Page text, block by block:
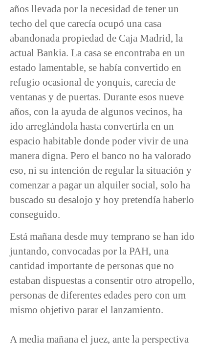
años llevada por la necesidad de tener un
techo del que carecía ocupó una casa
abandonada propiedad de Caja Madrid, la
actual Bankia. La casa se encontraba en un
estado lamentable, se había convertido en
refugio ocasional de yonquis, carecía de
ventanas y de puertas. Durante esos nueve
años, con la ayuda de algunos vecinos, ha
ido arreglándola hasta convertirla en un
espacio habitable donde poder vivir de una
manera digna. Pero el banco no ha valorado
eso, ni su intención de regular la situación y
comenzar a pagar un alquiler social, solo ha
buscado su desalojo y hoy pretendía haberlo
conseguido.
Está mañana desde muy temprano se han ido
juntando, convocadas por la PAH, una
cantidad importante de personas que no
estaban dispuestas a consentir otro atropello,
personas de diferentes edades pero con um
mismo objetivo parar el lanzamiento.
A media mañana el juez, ante la perspectiva